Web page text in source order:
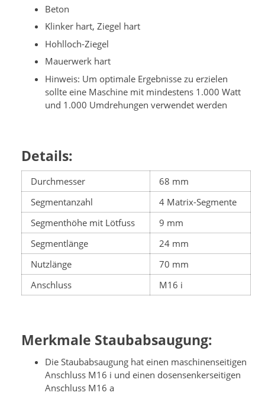
Beton
Klinker hart, Ziegel hart
Hohlloch-Ziegel
Mauerwerk hart
Hinweis: Um optimale Ergebnisse zu erzielen
sollte eine Maschine mit mindestens 1.000 Watt
und 1.000 Umdrehungen verwendet werden
Details:
Durchmesser
68 mm
Segmentanzahl
4 Matrix-Segmente
Segmenthöhe mit Lötfuss
9 mm
Segmentlänge
24 mm
Nutzlänge
70 mm
Anschluss
M16 i
Merkmale Staubabsaugung:
Die Staubabsaugung hat einen maschinenseitigen
Anschluss M16 i und einen dosensenkerseitigen
Anschluss M16 a